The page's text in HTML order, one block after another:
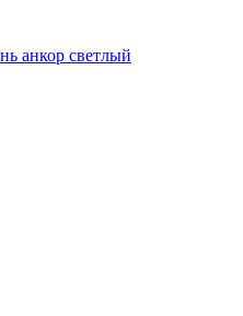
анкор светлый